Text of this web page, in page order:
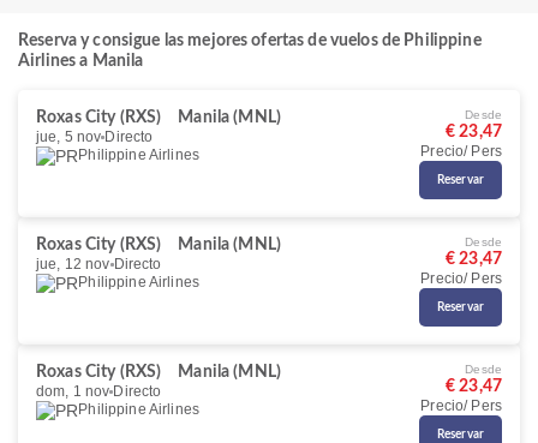
Reserva y consigue las mejores ofertas de vuelos de Philippine
Airlines a Manila
Roxas City (RXS)
Manila (MNL)
jue, 5 nov Directo
Philippine Airlines
Desde
€ 23,47
Precio/ Pers
Reservar
Roxas City (RXS)
Manila (MNL)
jue, 12 nov Directo
Philippine Airlines
Desde
€ 23,47
Precio/ Pers
Reservar
Roxas City (RXS)
Manila (MNL)
dom, 1 nov Directo
Philippine Airlines
Desde
€ 23,47
Precio/ Pers
Reservar